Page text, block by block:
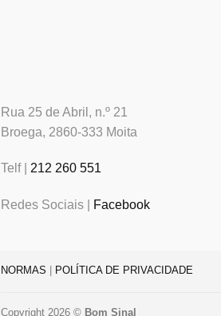
Rua 25 de Abril, n.º 21
Broega, 2860-333 Moita
Telf | 212 260 551
Redes Sociais | Facebook
NORMAS POLÍTICA DE PRIVACIDADE
Copyright 2026 © Bom Sinal